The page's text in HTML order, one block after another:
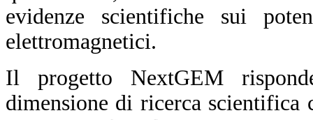
evidenze scientifiche sui
elettromagnetici.
Il progetto NextGEM
dimensione di ricerca scientifica